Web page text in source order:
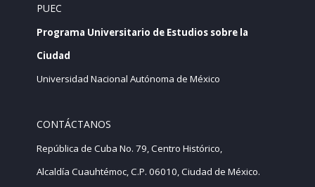
PUEC
Programa Universitario de Estudios sobre la
Ciudad
Universidad Nacional Autónoma de México
CONTÁCTANOS
República de Cuba No. 79, Centro Histórico,
Alcaldía Cuauhtémoc, C.P. 06010, Ciudad de México.